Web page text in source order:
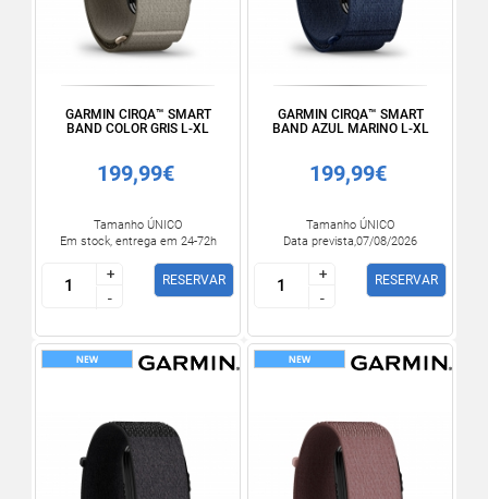
GARMIN CIRQA™ SMART
BAND COLOR GRIS L-XL
199,99€
Tamanho ÚNICO
Em stock, entrega em 24-72h
+
-
+
-
RESERVAR
GARMIN CIRQA™ SMART
BAND AZUL MARINO L-XL
199,99€
Tamanho ÚNICO
Data prevista,07/08/2026
+
-
+
-
RESERVAR